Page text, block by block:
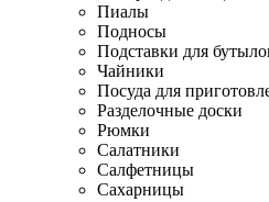
Пиалы
Подносы
Подставки для
Чайники
Посуда для
Разделочные доски
Рюмки
Салатники
Салфетницы
Сахарницы